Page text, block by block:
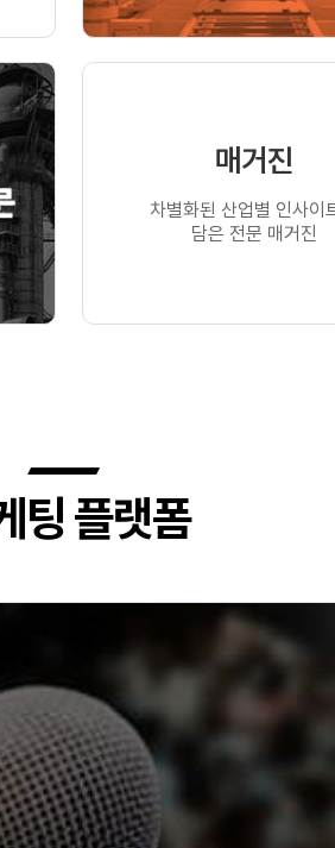
매거진
차별화된 산업별 인사이
담은 전문 매거진
팅 플랫폼